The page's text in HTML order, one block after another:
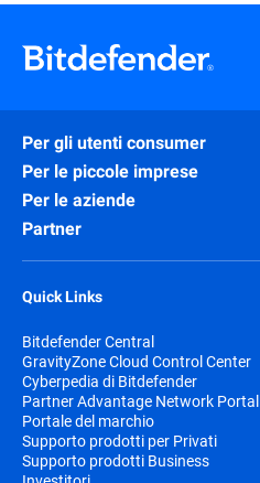
Per gli utenti consumer
Per le piccole imprese
Per le aziende
Partner
Quick Links
Bitdefender Central
GravityZone Cloud Control Center
Cyberpedia di Bitdefender
Partner Advantage Network Portal
Portale del marchio
Supporto prodotti per Privati
Supporto prodotti Business